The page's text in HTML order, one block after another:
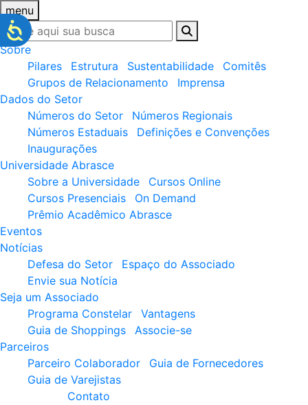
menu
Sobre
Pilares
Estrutura Sustentabilidade
Comitês
Grupos de Relacionamento
Imprensa
Dados do Setor
Números do Setor
Números Regionais
Números Estaduais
Definições e Convenções
Inaugurações
Universidade Abrasce
Sobre a Universidade
Cursos Online
Cursos Presenciais
On Demand
Prêmio Acadêmico Abrasce
Eventos
Notícias
Defesa do Setor
Espaço do Associado
Envie sua Notícia
Seja um Associado
Programa Constelar
Vantagens
Guia de Shoppings
Associe-se
Parceiros
Parceiro Colaborador
Guia de Fornecedores
Guia de Varejistas
Contato